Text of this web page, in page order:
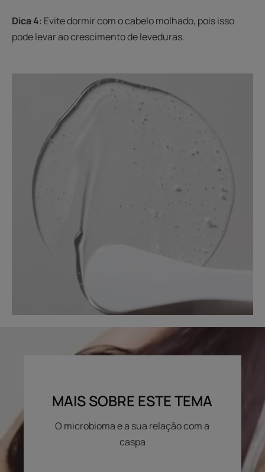
Dica 4: Evite dormir com o cabelo molhado, pois isso
pode levar ao crescimento de leveduras.
MAIS SOBRE ESTE TEMA
O microbioma e a sua relação com a
caspa